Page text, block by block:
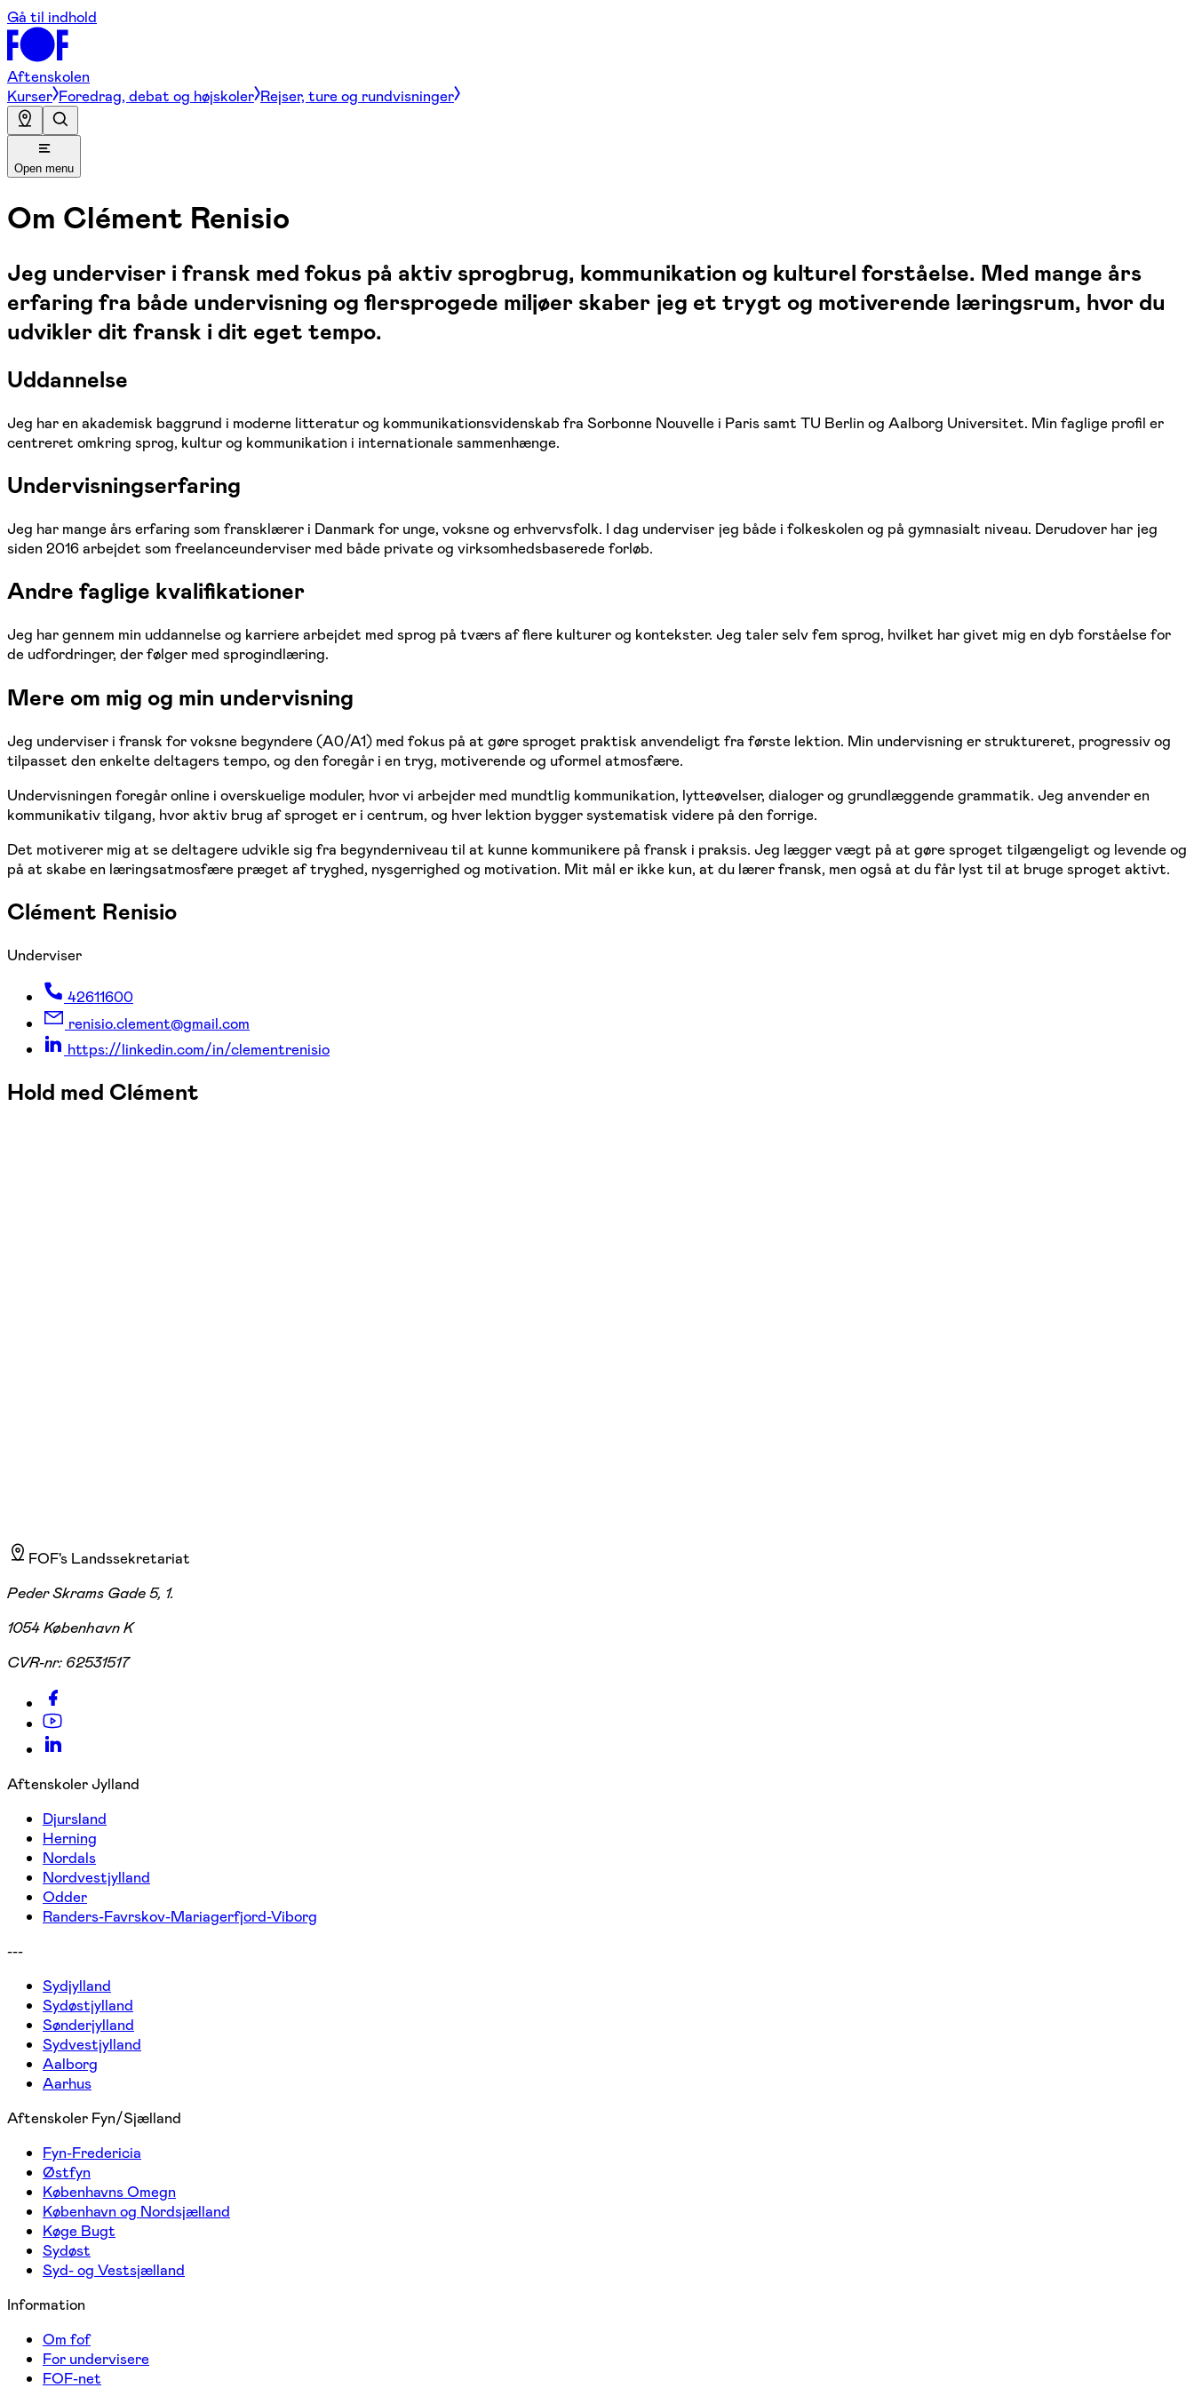
Gå til indhold
Aftenskolen
Kurser Foredrag, debat og højskoler Rejser, ture og rundvisninger
Open menu
Om Clément Renisio
Jeg underviser i fransk med fokus på aktiv sprogbrug, kommunikation og kulturel forståelse. Med mange års
erfaring fra både undervisning og flersprogede miljøer skaber jeg et trygt og motiverende læringsrum, hvor du
udvikler dit fransk i dit eget tempo.
Uddannelse
Jeg har en akademisk baggrund i moderne litteratur og kommunikationsvidenskab fra Sorbonne Nouvelle i Paris samt TU Berlin og Aalborg Universitet. Min faglige profil er
centreret omkring sprog, kultur og kommunikation i internationale sammenhænge.
Undervisningserfaring
Jeg har mange års erfaring som fransklærer i Danmark for unge, voksne og erhvervsfolk. I dag underviser jeg både i folkeskolen og på gymnasialt niveau. Derudover har jeg
siden 2016 arbejdet som freelanceunderviser med både private og virksomhedsbaserede forløb.
Andre faglige kvalifikationer
Jeg har gennem min uddannelse og karriere arbejdet med sprog på tværs af flere kulturer og kontekster. Jeg taler selv fem sprog, hvilket har givet mig en dyb forståelse for
de udfordringer, der følger med sprogindlæring.
Mere om mig og min undervisning
Jeg underviser i fransk for voksne begyndere (A0/A1) med fokus på at gøre sproget praktisk anvendeligt fra første lektion. Min undervisning er struktureret, progressiv og
tilpasset den enkelte deltagers tempo, og den foregår i en tryg, motiverende og uformel atmosfære.
Undervisningen foregår online i overskuelige moduler, hvor vi arbejder med mundtlig kommunikation, lytteøvelser, dialoger og grundlæggende grammatik. Jeg anvender en
kommunikativ tilgang, hvor aktiv brug af sproget er i centrum, og hver lektion bygger systematisk videre på den forrige.
Det motiverer mig at se deltagere udvikle sig fra begynderniveau til at kunne kommunikere på fransk i praksis. Jeg lægger vægt på at gøre sproget tilgængeligt og levende og
på at skabe en læringsatmosfære præget af tryghed, nysgerrighed og motivation. Mit mål er ikke kun, at du lærer fransk, men også at du får lyst til at bruge sproget aktivt.
Clément Renisio
Underviser
42611600
renisio.clement@gmail.com
https://linkedin.com/in/clementrenisio
Hold med Clément
FOF's Landssekretariat
Peder Skrams Gade 5, 1.
1054 København K
CVR-nr: 62531517
Aftenskoler Jylland
Djursland
Herning
Nordals
Nordvestjylland
Odder
Randers-Favrskov-Mariagerfjord-Viborg
---
Sydjylland
Sydøstjylland
Sønderjylland
Sydvestjylland
Aalborg
Aarhus
Aftenskoler Fyn/Sjælland
Fyn-Fredericia
Østfyn
Københavns Omegn
København og Nordsjælland
Køge Bugt
Sydøst
Syd- og Vestsjælland
Information
Om fof
For undervisere
FOF-net